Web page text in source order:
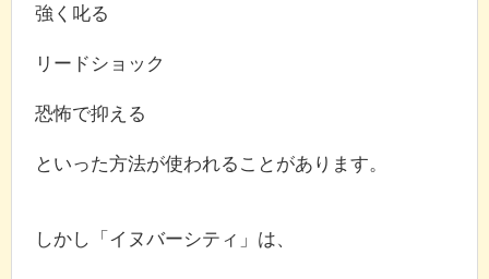
強く叱る
リードショック
恐怖で抑える
といった方法が使われることがあります。
しかし「イヌバーシティ」は、